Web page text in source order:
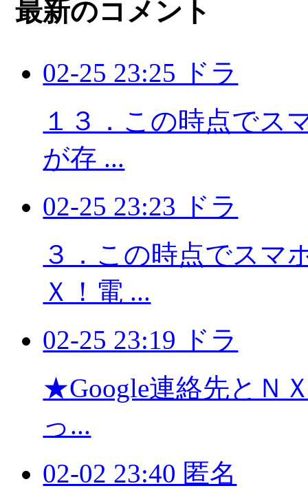
最新のコメント
02-25 23:25 ドラ
１３．この時点でス
が存 ...
02-25 23:23 ドラ
３．この時点でスマ
Ｘ！電 ...
02-25 23:19 ドラ
★Google連絡先とＮ
っ...
02-02 23:40 匿名